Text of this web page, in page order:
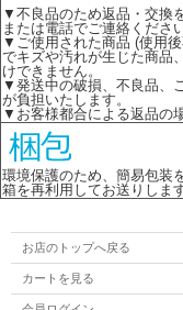
▼不良品のため返品・交換
または電話でご連絡ください
▼ご使用された商品 (使用
でキズや汚れが生じた商品
けできません。
▼発送中の破損、不良品、
が負担いたします。
▼お客様都合による返品の
環境保護のため、簡易包装
箱を再利用してお送りします
お店のトップへ戻る
カートを見る